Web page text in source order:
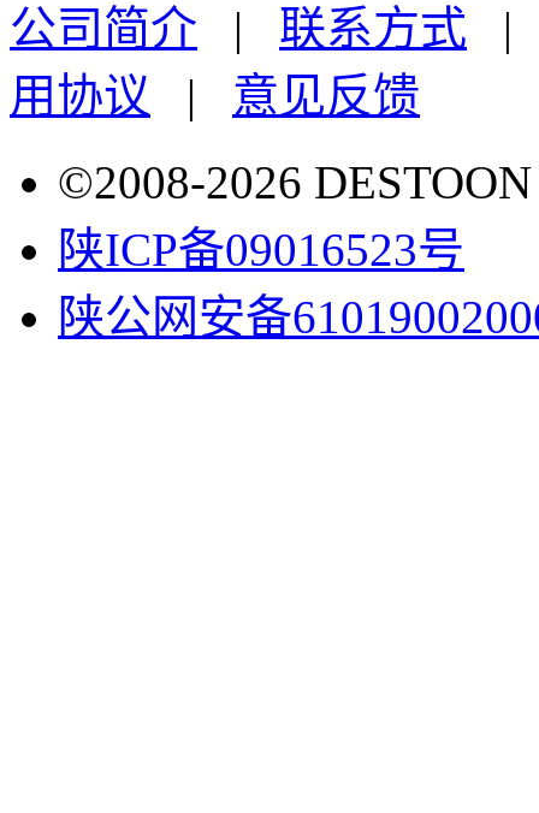
公司简介 | 联系方式
用协议 | 意见反馈
©2008-2026
陕ICP备09016523号
陕公网安备